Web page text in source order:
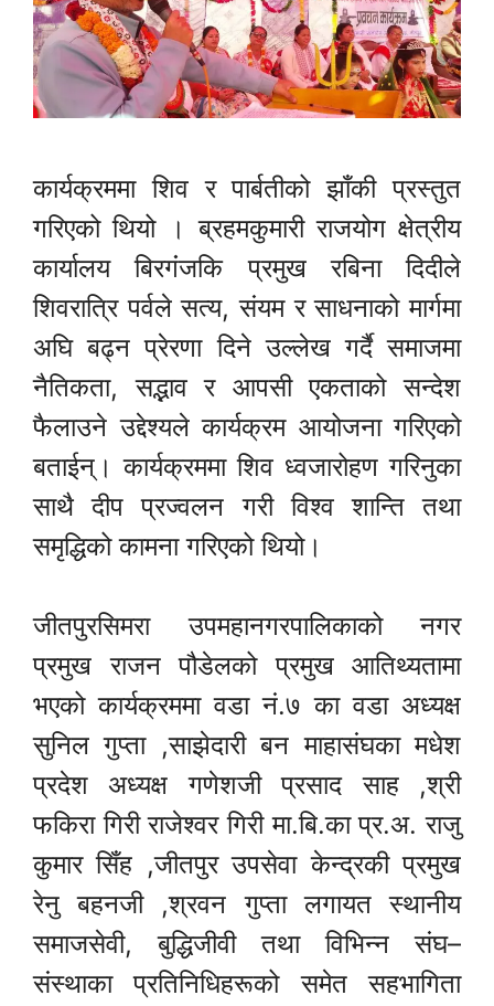
कार्यक्रममा शिव र पार्बतीको झाँकी प्रस्तुत
गरिएको थियो । ब्रहमकुमारी राजयोग क्षेत्रीय
कार्यालय बिरगंंजकि प्रमुख रबिना दिदीले
शिवरात्रि पर्वले सत्य, संयम र साधनाको मार्गमा
अघि बढ्न प्रेरणा दिने उल्लेख गर्दै समाजमा
नैतिकता, सद्भाव र आपसी एकताको सन्देश
फैलाउने उद्देश्यले कार्यक्रम आयोजना गरिएको
बताईन्। कार्यक्रममा शिव ध्वजारोहण गरिनुका
साथै दीप प्रज्वलन गरी विश्व शान्ति तथा
समृद्धिको कामना गरिएको थियो।
जीतपुरसिमरा उपमहानगरपालिकाको नगर
प्रमुख राजन पौडेलको प्रमुख आतिथ्यतामा
भएको कार्यक्रममा वडा नं.७ का वडा अध्यक्ष
सुनिल गुप्ता ,साझेदारी बन माहासंघका मधेश
प्रदेश अध्यक्ष गणेशजी प्रसाद साह ,श्री
फकिरा गिरी राजेश्वर गिरी मा.बि.का प्र.अ. राजु
कुमार सिँह ,जीतपुर उपसेवा केन्द्रकी प्रमुख
रेनु बहनजी ,श्रवन गुप्ता लगायत स्थानीय
समाजसेवी, बुद्धिजीवी तथा विभिन्न संघ–
संस्थाका प्रतिनिधिहरूको समेत सहभागिता